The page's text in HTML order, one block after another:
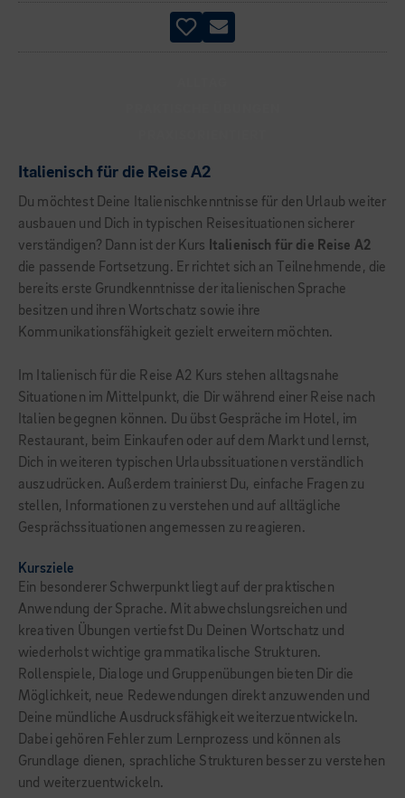
Italienisch für die Reise A2
Du möchtest Deine Italienischkenntnisse für den Urlaub weiter
ausbauen und Dich in typischen Reisesituationen sicherer
verständigen? Dann ist der Kurs Italienisch für die Reise A2
die passende Fortsetzung. Er richtet sich an Teilnehmende, die
bereits erste Grundkenntnisse der italienischen Sprache
besitzen und ihren Wortschatz sowie ihre
Kommunikationsfähigkeit gezielt erweitern möchten.
Im Italienisch für die Reise A2 Kurs stehen alltagsnahe
Situationen im Mittelpunkt, die Dir während einer Reise nach
Italien begegnen können. Du übst Gespräche im Hotel, im
Restaurant, beim Einkaufen oder auf dem Markt und lernst,
Dich in weiteren typischen Urlaubssituationen verständlich
auszudrücken. Außerdem trainierst Du, einfache Fragen zu
stellen, Informationen zu verstehen und auf alltägliche
Gesprächssituationen angemessen zu reagieren.
Kursziele
Ein besonderer Schwerpunkt liegt auf der praktischen
Anwendung der Sprache. Mit abwechslungsreichen und
kreativen Übungen vertiefst Du Deinen Wortschatz und
wiederholst wichtige grammatikalische Strukturen.
Rollenspiele, Dialoge und Gruppenübungen bieten Dir die
Möglichkeit, neue Redewendungen direkt anzuwenden und
Deine mündliche Ausdrucksfähigkeit weiterzuentwickeln.
Dabei gehören Fehler zum Lernprozess und können als
Grundlage dienen, sprachliche Strukturen besser zu verstehen
und weiterzuentwickeln.